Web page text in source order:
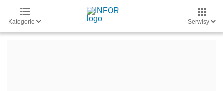
Kategorie Serwisy